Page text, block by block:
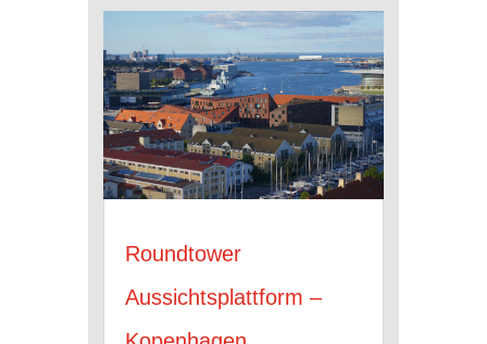
Roundtower
Aussichtsplattform –